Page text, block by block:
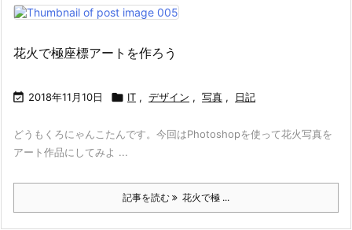
花火で極座標アートを作ろう
 2018年11月10日  IT , デザイン , 写真 , 日記
どうもくろにゃんこたんです。今回はPhotoshopを使って花火写真を
アート作品にしてみよ ...
記事を読む 花火で極 ...